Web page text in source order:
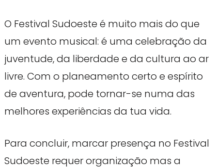
O Festival Sudoeste é muito mais do que
um evento musical: é uma celebração da
juventude, da liberdade e da cultura ao ar
livre. Com o planeamento certo e espírito
de aventura, pode tornar-se numa das
melhores experiências da tua vida.
Para concluir, marcar presença no Festival
Sudoeste requer organização mas a